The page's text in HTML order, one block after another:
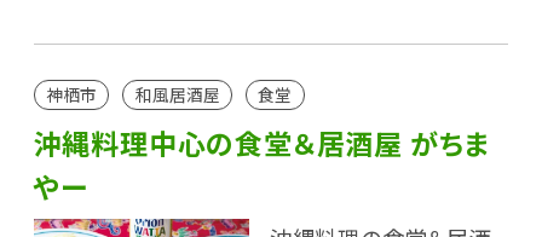
神栖市 和風居酒屋 食堂
沖縄料理中心の食堂＆居酒屋 がちま
やー